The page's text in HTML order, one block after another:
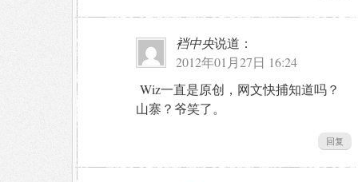
裆中央说道：
2012年01月27日 16:24
Wiz一直是原创，网文快捕知道吗？
山寨？爷笑了。
回复